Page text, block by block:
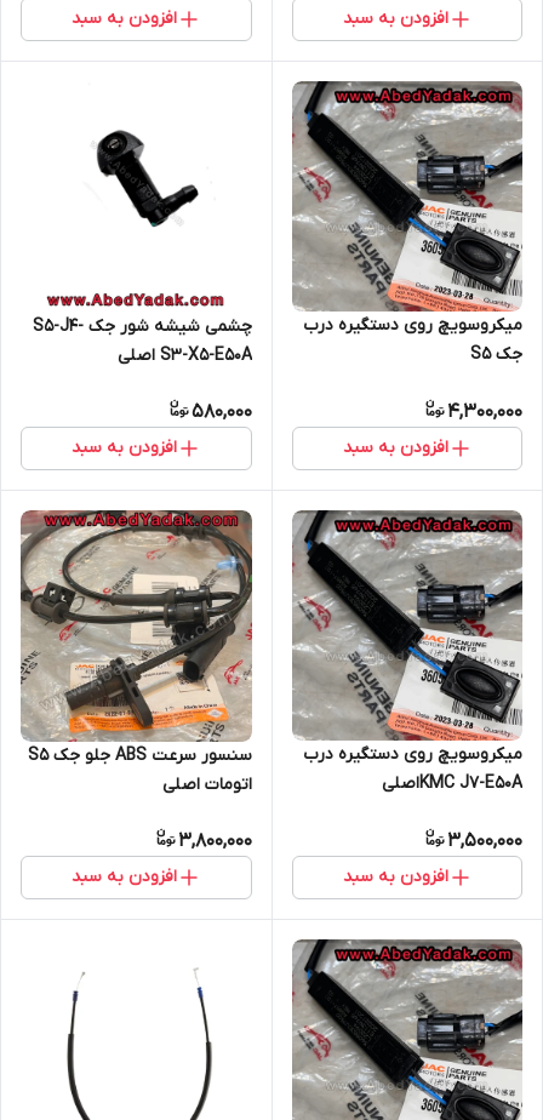
افزودن به سبد افزودن به سبد
میکروسویچ روی دستگیره درب
جک S5
4,300,000
افزودن به سبد
چشمی شیشه شور جک S5-J4-
S3-X5-E50A اصلی
580,000
افزودن به سبد
میکروسویچ روی دستگیره درب
KMC J7-E50Aاصلی
3,500,000
افزودن به سبد
سنسور سرعت ABS جلو جک S5
اتومات اصلی
3,800,000
افزودن به سبد